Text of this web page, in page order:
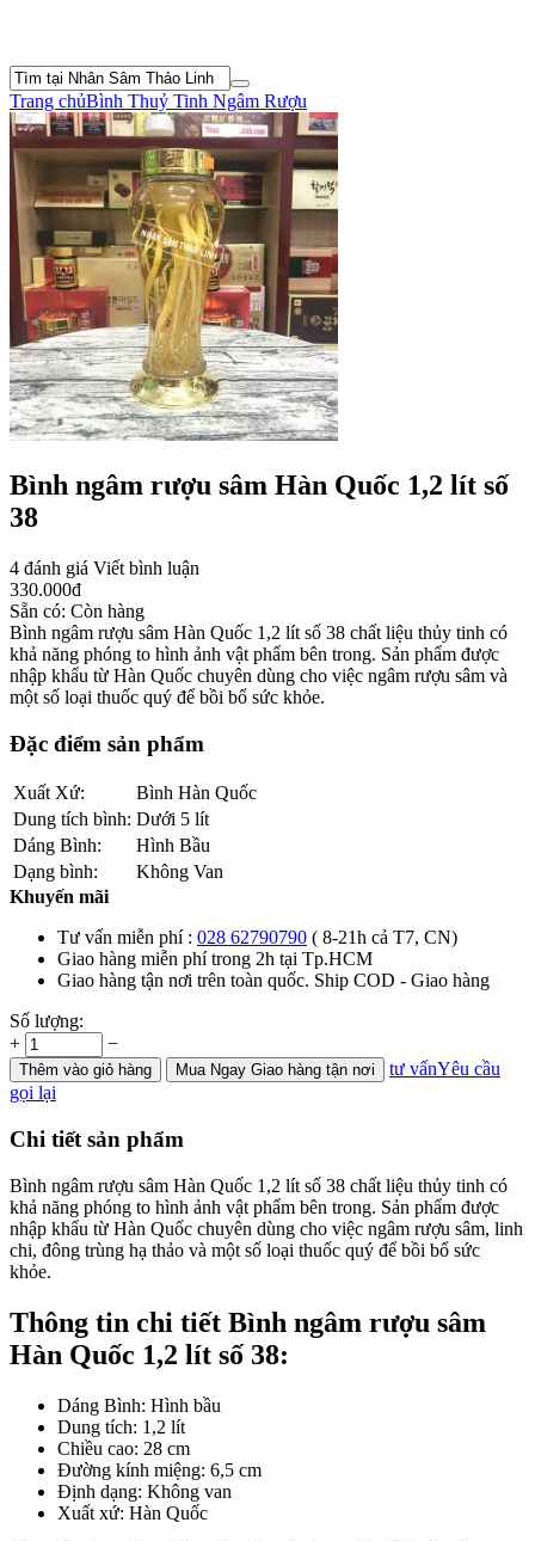
Trang chủBình Thuỷ Tinh Ngâm Rượu
Bình ngâm rượu sâm Hàn Quốc 1,2 lít số
38
4 đánh giá Viết bình luận
330.000đ
Sẵn có: Còn hàng
Bình ngâm rượu sâm Hàn Quốc 1,2 lít số 38 chất liệu thủy tinh có
khả năng phóng to hình ảnh vật phẩm bên trong. Sản phẩm được
nhập khẩu từ Hàn Quốc chuyên dùng cho việc ngâm rượu sâm và
một số loại thuốc quý để bồi bổ sức khỏe.
Đặc điểm sản phẩm
Xuất Xứ:
Bình Hàn Quốc
Dung tích bình: Dưới 5 lít
Dáng Bình:
Hình Bầu
Dạng bình:
Không Van
Khuyến mãi
Tư vấn miễn phí : 028 62790790 ( 8-21h cả T7, CN)
Giao hàng miễn phí trong 2h tại Tp.HCM
Giao hàng tận nơi trên toàn quốc. Ship COD - Giao hàng
Số lượng:
+
−
Thêm vào giỏ hàng Mua Ngay Giao hàng tận nơi tư vấnYêu cầu
gọi lại
Chi tiết sản phẩm
Bình ngâm rượu sâm Hàn Quốc 1,2 lít số 38 chất liệu thủy tinh có
khả năng phóng to hình ảnh vật phẩm bên trong. Sản phẩm được
nhập khẩu từ Hàn Quốc chuyên dùng cho việc ngâm rượu sâm, linh
chi, đông trùng hạ thảo và một số loại thuốc quý để bồi bổ sức
khỏe.
Thông tin chi tiết Bình ngâm rượu sâm
Hàn Quốc 1,2 lít số 38:
Dáng Bình: Hình bầu
Dung tích: 1,2 lít
Chiều cao: 28 cm
Đường kính miệng: 6,5 cm
Định dạng: Không van
Xuất xứ: Hàn Quốc